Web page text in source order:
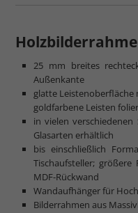
25 mm breites
Außenkante
glatte
goldfarbene Leisten
in vielen
Glasarten erhältlich
bis einschließlich
Tischaufsteller;
MDF-Rückwand
Wandaufhänger für
Bilderrahmen aus